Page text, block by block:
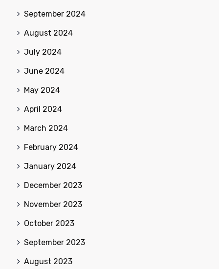
September 2024
August 2024
July 2024
June 2024
May 2024
April 2024
March 2024
February 2024
January 2024
December 2023
November 2023
October 2023
September 2023
August 2023